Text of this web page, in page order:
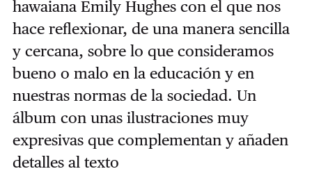
hawaiana Emily Hughes con el que nos
hace reflexionar, de una manera sencilla
y cercana, sobre lo que consideramos
bueno o malo en la educación y en
nuestras normas de la sociedad. Un
álbum con unas ilustraciones muy
expresivas que complementan y añaden
detalles al texto